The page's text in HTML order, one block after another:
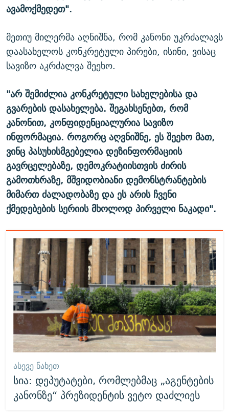
ავამოქმედეთ".
მეთიუ მილერმა აღნიშნა, რომ კანონი უკრძალავს
დაასახელოს კონკრეტული პირები, ისინი, ვისაც
სავიზო აკრძალვა შეეხო.
"არ შემიძლია კონკრეტული სახელებისა და
გვარების დასახელება. შეგახსენებთ, რომ
კანონით, კონფიდენციალურია სავიზო
ინფორმაცია. როგორც აღვნიშნე, ეს შეეხო მათ,
ვინც პასუხისმგებელია დეზინფორმაციის
გავრცელებაზე, დემოკრატიისთვის ძირის
გამოთხრაზე, მშვიდობიანი დემონსტრანტების
მიმართ ძალადობაზე და ეს არის ჩვენი
ქმედებების სერიის მხოლოდ პირველი ნაკადი".
ᲐᲡᲔᲕᲔ ᲜᲐᲮᲔᲗ
სია: დეპუტატები, რომლებმაც „აგენტების
კანონზე“ პრეზიდენტის ვეტო დაძლიეს